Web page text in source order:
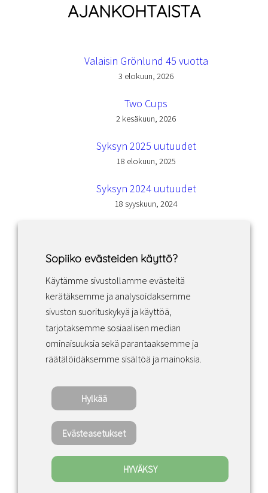
AJANKOHTAISTA
Valaisin Grönlund 45 vuotta
3 elokuun, 2026
Two Cups
2 kesäkuun, 2026
Syksyn 2025 uutuudet
18 elokuun, 2025
Syksyn 2024 uutuudet
18 syyskuun, 2024
Facebook Instagram LinkedIn
Sopimusehdot
Copyright ©2022 · Valaisin Grönlund – All
Rights Reserved
Sopiiko evästeiden käyttö?
Käytämme sivustollamme evästeitä
kerätäksemme ja analysoidaksemme
sivuston suorituskykyä ja käyttöä,
tarjotaksemme sosiaalisen median
ominaisuuksia sekä parantaaksemme ja
räätälöidäksemme sisältöä ja mainoksia.
Hylkää
Evästeasetukset
HYVÄKSY